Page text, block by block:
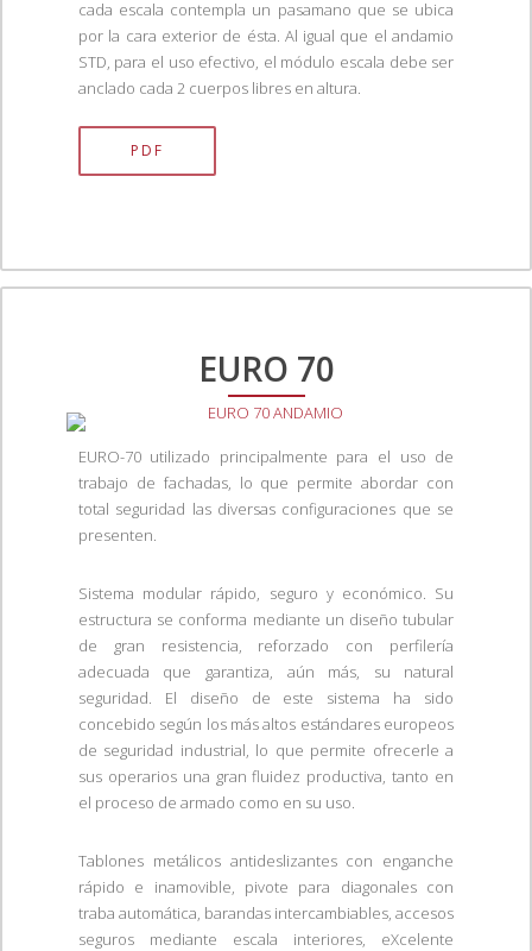
cada escala contempla un pasamano que se ubica
por la cara exterior de ésta. Al igual que el andamio
STD, para el uso efectivo, el módulo escala debe ser
anclado cada 2 cuerpos libres en altura.
PDF
EURO 70
EURO-70 utilizado principalmente para el uso de
trabajo de fachadas, lo que permite abordar con
total seguridad las diversas configuraciones que se
presenten.
Sistema modular rápido, seguro y económico. Su
estructura se conforma mediante un diseño tubular
de gran resistencia, reforzado con perfilería
adecuada que garantiza, aún más, su natural
seguridad. El diseño de este sistema ha sido
concebido según los más altos estándares europeos
de seguridad industrial, lo que permite ofrecerle a
sus operarios una gran fluidez productiva, tanto en
el proceso de armado como en su uso.
Tablones metálicos antideslizantes con enganche
rápido e inamovible, pivote para diagonales con
traba automática, barandas intercambiables, accesos
seguros mediante escala interiores, eXcelente